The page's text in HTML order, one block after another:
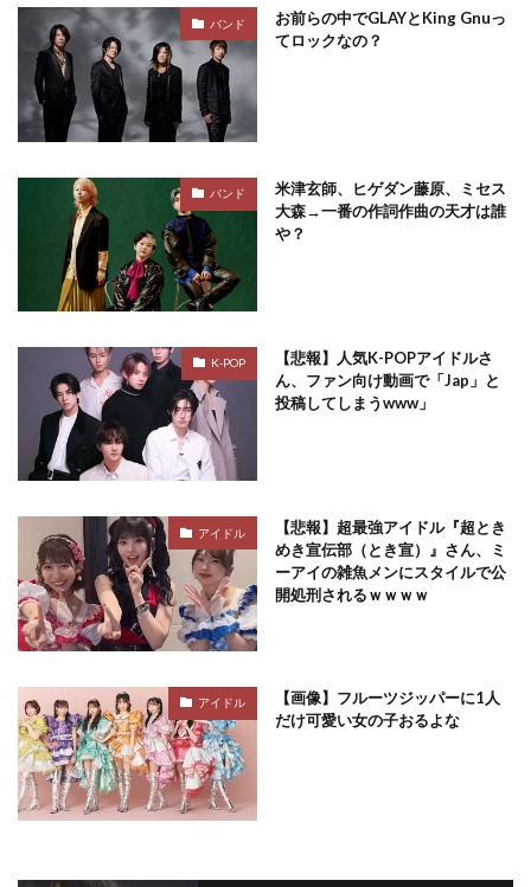
バンド
お前らの中でGLAYとKing Gnuっ
てロックなの？
バンド
米津玄師、ヒゲダン藤原、ミセス
大森→一番の作詞作曲の天才は誰
や？
K-POP
【悲報】人気K-POPアイドルさ
ん、ファン向け動画で「Jap」と
投稿してしまうwww」
アイドル
【悲報】超最強アイドル『超とき
めき宣伝部（とき宣）』さん、ミ
ーアイの雑魚メンにスタイルで公
開処刑されるｗｗｗｗ
アイドル
【画像】フルーツジッパーに1人
だけ可愛い女の子おるよな